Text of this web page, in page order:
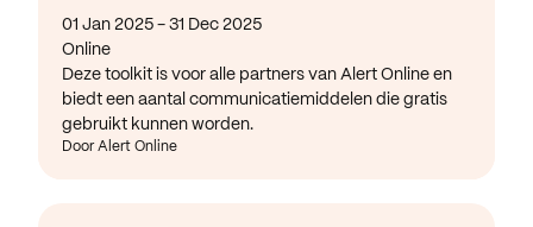
01 Jan 2025 - 31 Dec 2025
Online
Deze toolkit is voor alle partners van Alert Online en
biedt een aantal communicatiemiddelen die gratis
gebruikt kunnen worden.
Door Alert Online